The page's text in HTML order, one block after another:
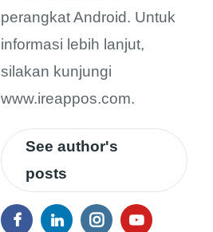
perangkat Android. Untuk
informasi lebih lanjut,
silakan kunjungi
www.ireappos.com.
See author's
posts